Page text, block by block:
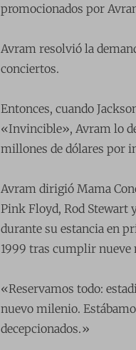
promocionados por
Avram resolvió la
conciertos.
Entonces, cuando
«Invincible», Avram lo
millones de dólares por
Avram dirigió Mama
Pink Floyd, Rod Stewart
durante su estancia en
1999 tras cumplir nueve
«Reservamos todo:
nuevo milenio.
decepcionados.»